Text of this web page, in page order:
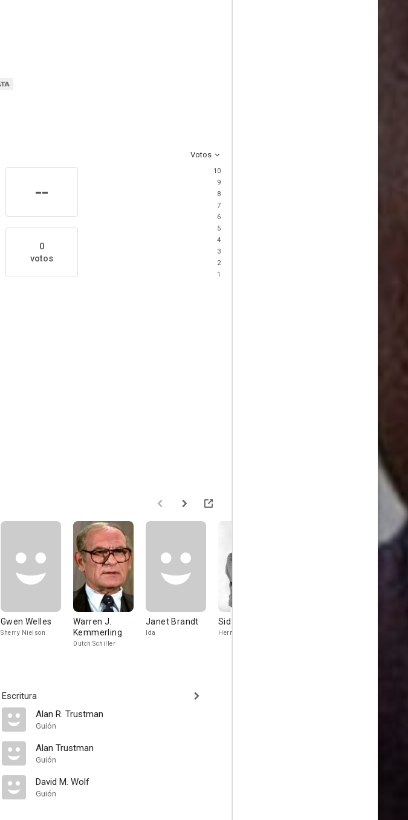
Votos
--
0
votos
10
9
8
7
6
5
4
3
2
1
Gwen Welles
Sherry Nielson
Warren J.
Kemmerling
Dutch Schiller
Janet Brandt
Ida
Sid Melton
Herman
Escritura
Alan R. Trustman
Guión
Alan Trustman
Guión
David M. Wolf
Guión